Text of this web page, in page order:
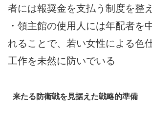
者には報奨金を支払う制度を整
・領主館の使用人には年配者を
れることで、若い女性による色
工作を未然に防いでいる
来たる防衛戦を見据えた戦略的準備